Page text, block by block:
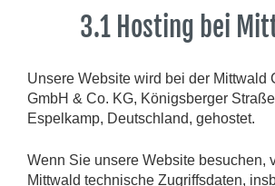
3.1 Hosting bei
Unsere Website wird bei der Mittwald
GmbH & Co. KG, Königsberger
Espelkamp, Deutschland, gehostet.
Wenn Sie unsere Website besuchen,
Mittwald technische Zugriffsdaten,